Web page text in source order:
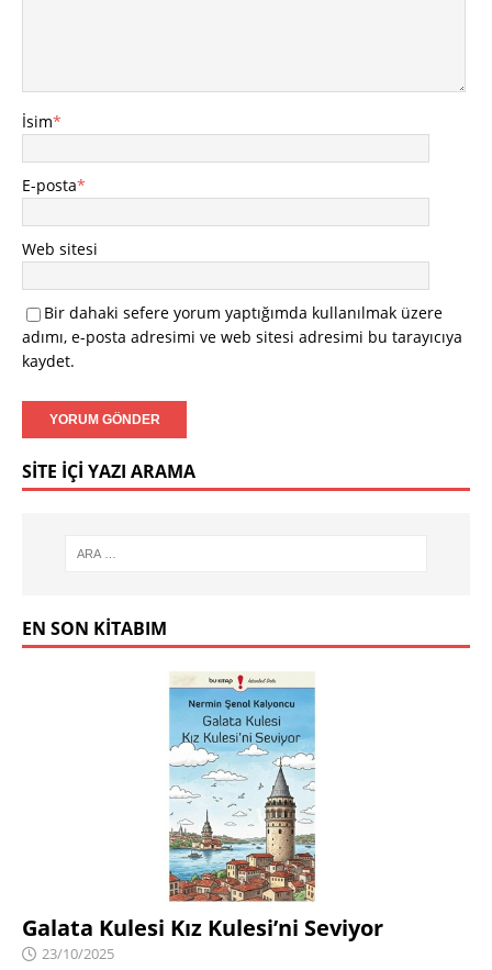
İsim*
E-posta*
Web sitesi
Bir dahaki sefere yorum yaptığımda kullanılmak üzere
adımı, e-posta adresimi ve web sitesi adresimi bu tarayıcıya
kaydet.
SITE İÇI YAZI ARAMA
EN SON KITABIM
Galata Kulesi Kız Kulesi’ni Seviyor
23/10/2025